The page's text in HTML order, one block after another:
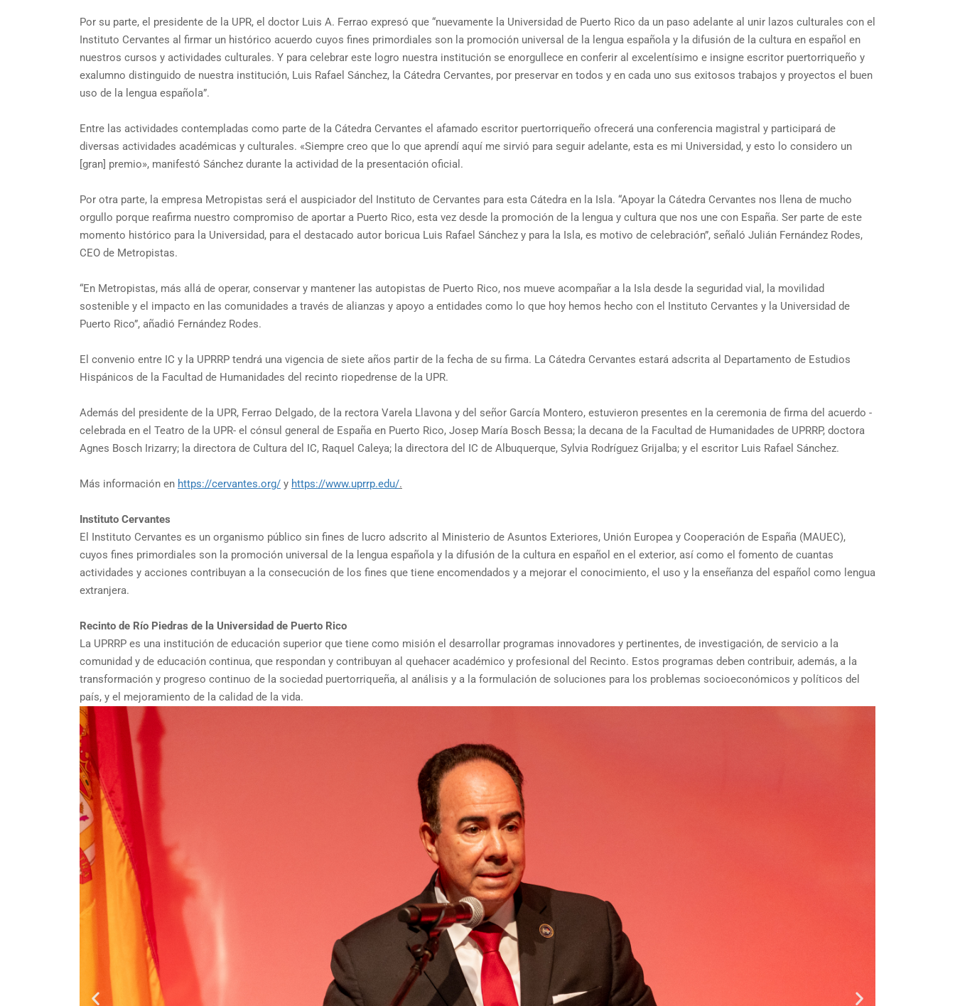
Por su parte, el presidente de la UPR, el doctor Luis A. Ferrao expresó que “nuevamente la Universidad de Puerto Rico da un paso adelante al unir lazos culturales con el
Instituto Cervantes al firmar un histórico acuerdo cuyos fines primordiales son la promoción universal de la lengua española y la difusión de la cultura en español en
nuestros cursos y actividades culturales. Y para celebrar este logro nuestra institución se enorgullece en conferir al excelentísimo e insigne escritor puertorriqueño y
exalumno distinguido de nuestra institución, Luis Rafael Sánchez, la Cátedra Cervantes, por preservar en todos y en cada uno sus exitosos trabajos y proyectos el buen
uso de la lengua española”.
Entre las actividades contempladas como parte de la Cátedra Cervantes el afamado escritor puertorriqueño ofrecerá una conferencia magistral y participará de
diversas actividades académicas y culturales. «Siempre creo que lo que aprendí aquí me sirvió para seguir adelante, esta es mi Universidad, y esto lo considero un
[gran] premio», manifestó Sánchez durante la actividad de la presentación oficial.
Por otra parte, la empresa Metropistas será el auspiciador del Instituto de Cervantes para esta Cátedra en la Isla. “Apoyar la Cátedra Cervantes nos llena de mucho
orgullo porque reafirma nuestro compromiso de aportar a Puerto Rico, esta vez desde la promoción de la lengua y cultura que nos une con España. Ser parte de este
momento histórico para la Universidad, para el destacado autor boricua Luis Rafael Sánchez y para la Isla, es motivo de celebración”, señaló Julián Fernández Rodes,
CEO de Metropistas.
“En Metropistas, más allá de operar, conservar y mantener las autopistas de Puerto Rico, nos mueve acompañar a la Isla desde la seguridad vial, la movilidad
sostenible y el impacto en las comunidades a través de alianzas y apoyo a entidades como lo que hoy hemos hecho con el Instituto Cervantes y la Universidad de
Puerto Rico”, añadió Fernández Rodes.
El convenio entre IC y la UPRRP tendrá una vigencia de siete años partir de la fecha de su firma. La Cátedra Cervantes estará adscrita al Departamento de Estudios
Hispánicos de la Facultad de Humanidades del recinto riopedrense de la UPR.
Además del presidente de la UPR, Ferrao Delgado, de la rectora Varela Llavona y del señor García Montero, estuvieron presentes en la ceremonia de firma del acuerdo -
celebrada en el Teatro de la UPR- el cónsul general de España en Puerto Rico, Josep María Bosch Bessa; la decana de la Facultad de Humanidades de UPRRP, doctora
Agnes Bosch Irizarry; la directora de Cultura del IC, Raquel Caleya; la directora del IC de Albuquerque, Sylvia Rodríguez Grijalba; y el escritor Luis Rafael Sánchez.
Más información en https://cervantes.org/ y https://www.uprrp.edu/.
Instituto Cervantes
El Instituto Cervantes es un organismo público sin fines de lucro adscrito al Ministerio de Asuntos Exteriores, Unión Europea y Cooperación de España (MAUEC),
cuyos fines primordiales son la promoción universal de la lengua española y la difusión de la cultura en español en el exterior, así como el fomento de cuantas
actividades y acciones contribuyan a la consecución de los fines que tiene encomendados y a mejorar el conocimiento, el uso y la enseñanza del español como lengua
extranjera.
Recinto de Río Piedras de la Universidad de Puerto Rico
La UPRRP es una institución de educación superior que tiene como misión el desarrollar programas innovadores y pertinentes, de investigación, de servicio a la
comunidad y de educación continua, que respondan y contribuyan al quehacer académico y profesional del Recinto. Estos programas deben contribuir, además, a la
transformación y progreso continuo de la sociedad puertorriqueña, al análisis y a la formulación de soluciones para los problemas socioeconómicos y políticos del
país, y el mejoramiento de la calidad de la vida.